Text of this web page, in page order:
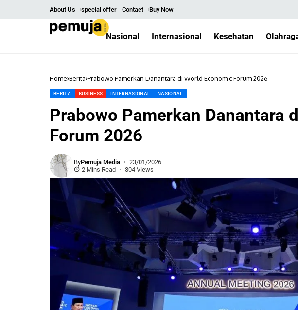
About Us special offer Contact Buy Now
Nasional Internasional Kesehatan
Home Berita Prabowo Pamerkan Danantara di World Economic Forum 2026
BERITA BUSINESS INTERNASIONAL NASIONAL
Prabowo Pamerkan Danantara
Forum 2026
ByPemuja Media
23/01/2026
2 Mins Read
304 Views